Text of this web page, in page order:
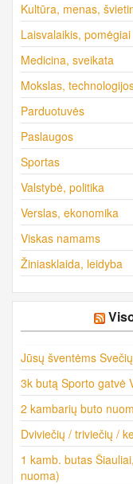
Kultūra, menas,
Laisvalaikis, pomėgiai
Medicina, sveikata
Mokslas,
Parduotuvės
Paslaugos
Sportas
Valstybė, politika
Verslas, ekonomika
Viskas namams
Žiniasklaida, leidyba
Jūsų šventėms
3k butą Sporto gatvė
2 kambarių buto
Dviviečių / triviečių /
1 kamb. butas
nuoma)